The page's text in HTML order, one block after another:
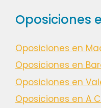
Oposiciones
Oposiciones en
Oposiciones en
Oposiciones en
Oposiciones en A